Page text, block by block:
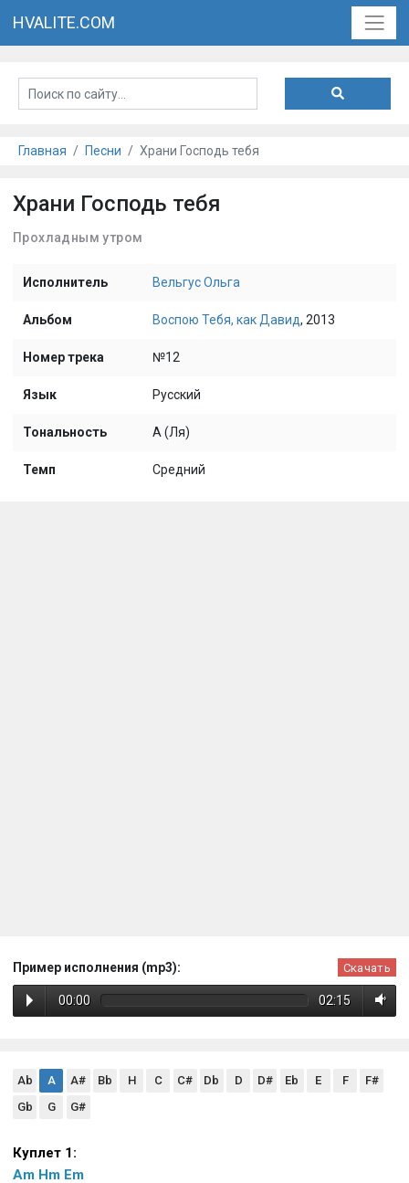
HVALITE.COM
Главная Песни Храни Господь тебя
Храни Господь тебя
Прохладным утром
Исполнитель Вельгус Ольга
Альбом Воспою Тебя, как Давид, 2013
Номер трека №12
Язык Русский
Тональность A (Ля)
Темп Средний
Пример исполнения (mp3): Скачать
00:00 02:15
Ab A A# Bb H C C# Db D D# Eb E F
F#
Gb
G G#
Куплет 1:
Am Hm Em